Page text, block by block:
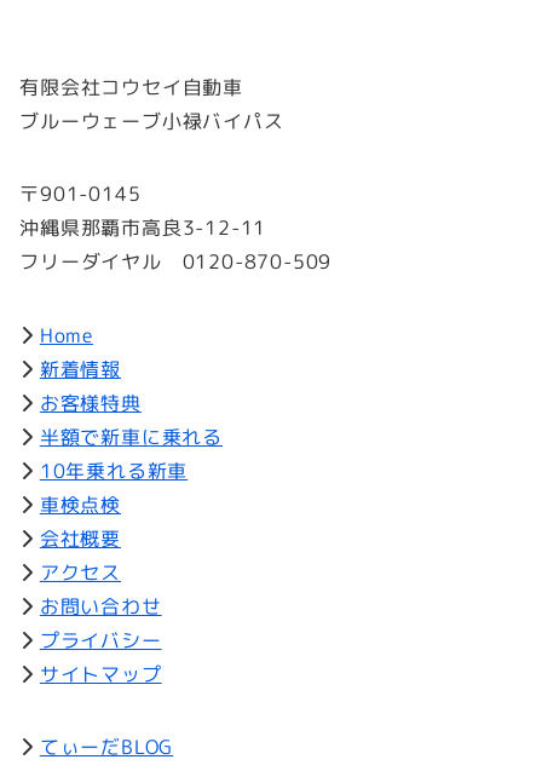
有限会社コウセイ自動車
ブルーウェーブ小禄バイパス
〒901-0145
沖縄県那覇市高良3-12-11
フリーダイヤル 0120-870-509
Home
新着情報
お客様特典
半額で新車に乗れる
10年乗れる新車
車検点検
会社概要
アクセス
お問い合わせ
プライバシー
サイトマップ
てぃーだBLOG